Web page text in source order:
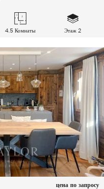
4.5 Комнаты Этаж 2
цена по запросу